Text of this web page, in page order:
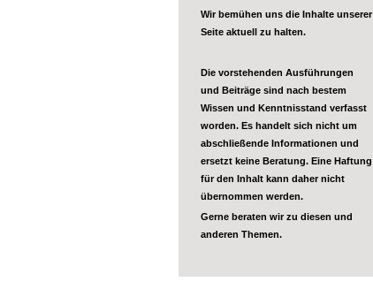
Wir bemühen uns die Inhalte unserer
Seite aktuell zu halten.
Die vorstehenden Ausführungen
und Beiträge sind nach bestem
Wissen und Kenntnisstand verfasst
worden. Es handelt sich nicht um
abschließende Informationen und
ersetzt keine Beratung. Eine Haftung
für den Inhalt kann daher nicht
übernommen werden.
Gerne beraten wir zu diesen und
anderen Themen.